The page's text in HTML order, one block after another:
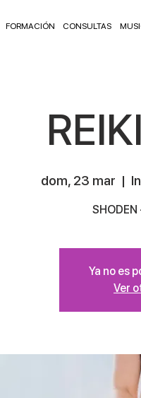
FORMACIÓN CONSULTAS
dom, 23 mar
  |
SHODEN
Ya no es
Ver